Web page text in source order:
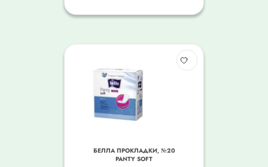
БЕЛЛА ПРОКЛАДКИ, №20
PANTY SOFT